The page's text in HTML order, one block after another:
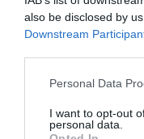
also be disclosed by
Downstream
Personal Data
I want to opt-out
personal data.
7 en sentido Valencia
Benissa en La Marina
nacional y, debido al
que se recomienda